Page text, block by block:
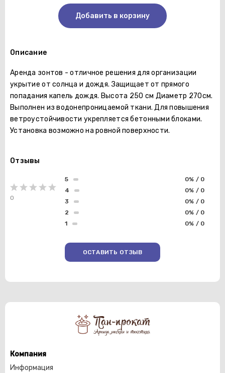
Добавить в корзину
Описание
Аренда зонтов - отличное решения для организации
укрытие от солнца и дождя. Защищает от прямого
попадания капель дождя. Высота 250 см Диаметр 270см.
Выполнен из водонепроницаемой ткани. Для повышения
ветроустойчивости укрепляется бетонными блоками.
Установка возможно на ровной поверхности.
Отзывы
0
1 0% / 0
2 0% / 0
3 0% / 0
4 0% / 0
5 0% / 0
ОСТАВИТЬ ОТЗЫВ
Компания
Информация